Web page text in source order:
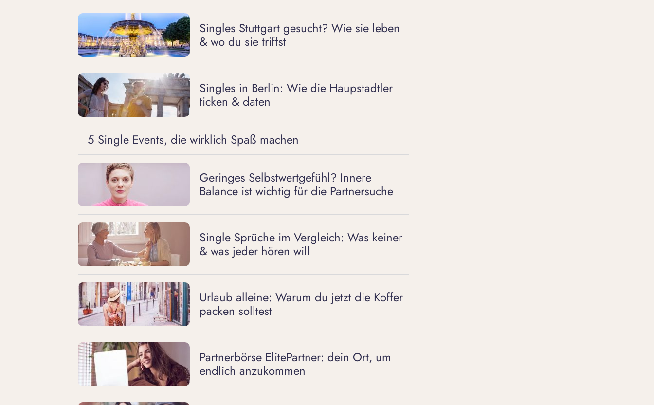
Singles Stuttgart gesucht? Wie sie leben
& wo du sie triffst
Singles in Berlin: Wie die Haupstadtler
ticken & daten
5 Single Events, die wirklich Spaß machen
Geringes Selbstwertgefühl? Innere
Balance ist wichtig für die Partnersuche
Single Sprüche im Vergleich: Was keiner
& was jeder hören will
Urlaub alleine: Warum du jetzt die Koffer
packen solltest
Partnerbörse ElitePartner: dein Ort, um
endlich anzukommen